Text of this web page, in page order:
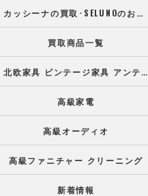
カッシーナの買取･SELUNOのお客様の声
買取商品一覧
北欧家具 ビンテージ家具 アンティーク家具
高級家電
高級オーディオ
高級ファニチャー クリーニング
新着情報